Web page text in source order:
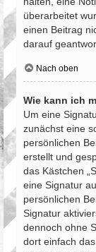
überarbeitet
einen Beitrag
darauf
Nach oben
Wie kann ich
Um eine
zunächst eine
persönlichen
erstellt und
das Kästchen
eine Signatur
persönlichen
Signatur
dennoch ohne
dort einfach